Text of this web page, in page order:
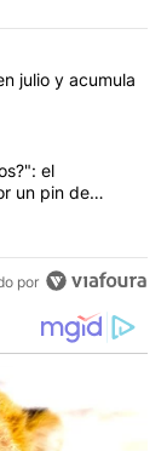
en los
en CABA
julio y acumula
'nonoslodieron'
el
un pin de
por